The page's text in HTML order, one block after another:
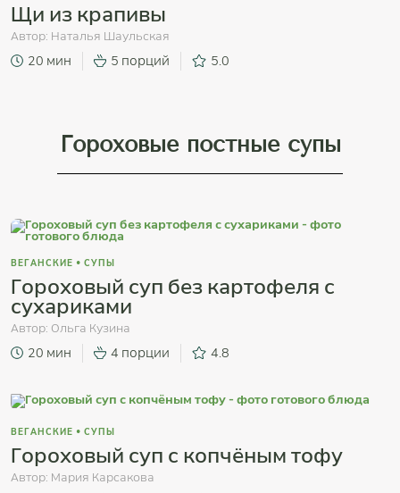
Щи из крапивы
Автор: Наталья Шаульская
20 мин 5 порций 5.0
Гороховые постные супы
ВЕГАНСКИЕ • СУПЫ
Гороховый суп без картофеля с
сухариками
Автор: Ольга Кузина
20 мин 4 порции 4.8
ВЕГАНСКИЕ • СУПЫ
Гороховый суп с копчёным тофу
Автор: Мария Карсакова